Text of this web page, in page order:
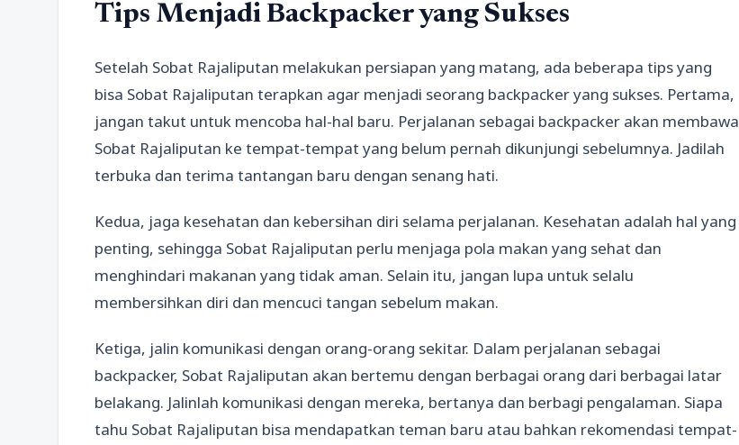
Tips Menjadi Backpacker yang Sukses
Setelah Sobat Rajaliputan melakukan persiapan yang matang, ada beberapa tips yang
bisa Sobat Rajaliputan terapkan agar menjadi seorang backpacker yang sukses. Pertama,
jangan takut untuk mencoba hal-hal baru. Perjalanan sebagai backpacker akan membawa
Sobat Rajaliputan ke tempat-tempat yang belum pernah dikunjungi sebelumnya. Jadilah
terbuka dan terima tantangan baru dengan senang hati.
Kedua, jaga kesehatan dan kebersihan diri selama perjalanan. Kesehatan adalah hal yang
penting, sehingga Sobat Rajaliputan perlu menjaga pola makan yang sehat dan
menghindari makanan yang tidak aman. Selain itu, jangan lupa untuk selalu
membersihkan diri dan mencuci tangan sebelum makan.
Ketiga, jalin komunikasi dengan orang-orang sekitar. Dalam perjalanan sebagai
backpacker, Sobat Rajaliputan akan bertemu dengan berbagai orang dari berbagai latar
belakang. Jalinlah komunikasi dengan mereka, bertanya dan berbagi pengalaman. Siapa
tahu Sobat Rajaliputan bisa mendapatkan teman baru atau bahkan rekomendasi tempat-